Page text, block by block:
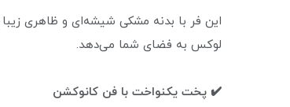
این فر با بدنه مشکی شیشه‌ای و ظاهری
لوکس به فضای شما می‌دهد.
✔️ پخت یکنواخت با فن کانوکشن